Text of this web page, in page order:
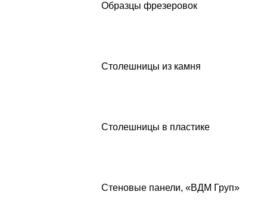
Образцы фрезеровок
Столешницы из камня
Столешницы в пластике
Стеновые панели, «ВДМ Груп»